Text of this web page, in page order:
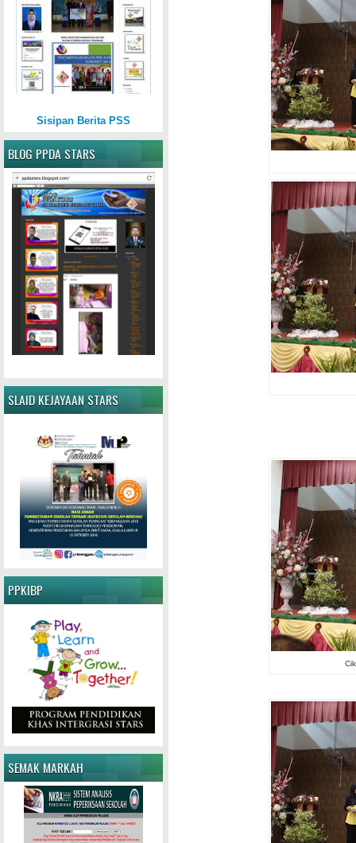
Sisipan Berita PSS
BLOG PPDA STARS
SLAID KEJAYAAN STARS
PPKIBP
SEMAK MARKAH